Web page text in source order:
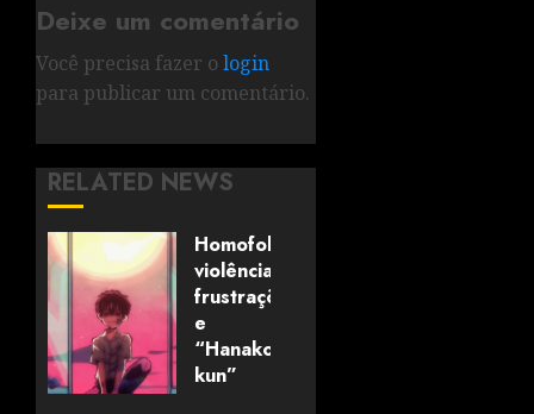
Deixe um comentário
Você precisa fazer o login
para publicar um comentário.
RELATED NEWS
Homofobia,
violências,
frustrações
e
“Hanako-
kun”